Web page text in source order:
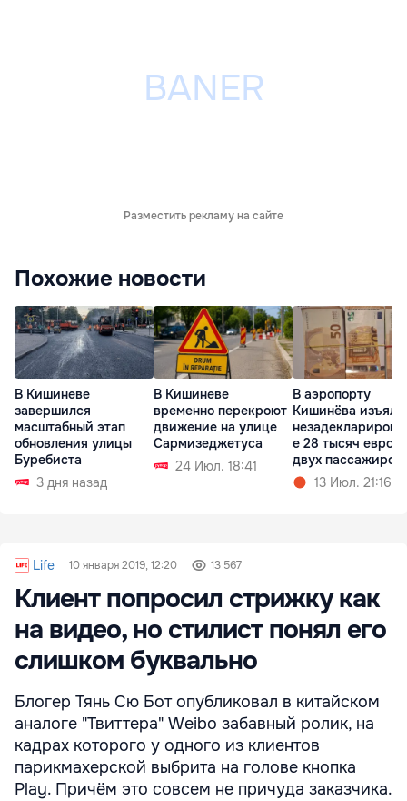
Разместить рекламу на сайте
Похожие новости
В Кишиневе
завершился
масштабный этап
обновления улицы
Буребиста
3 дня назад
В Кишиневе
временно перекроют
движение на улице
Сармизеджетуса
24 Июл. 18:41
В аэропорту
Кишинёва изъяли
е 28 тысяч евро у
двух пассажиров
13 Июл. 21:16
Life 10 января 2019, 12:20 13 567
Клиент попросил стрижку как
на видео, но стилист понял его
слишком буквально
Блогер Тянь Сю Бот опубликовал в китайском
аналоге "Твиттера" Weibo забавный ролик, на
кадрах которого у одного из клиентов
парикмахерской выбрита на голове кнопка
Play. Причём это совсем не причуда заказчика.